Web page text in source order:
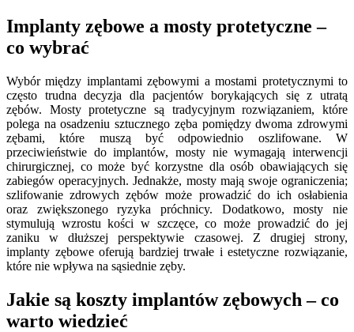
Implanty zębowe a mosty protetyczne –
co wybrać
Wybór między implantami zębowymi a mostami protetycznymi to
często trudna decyzja dla pacjentów borykających się z utratą
zębów. Mosty protetyczne są tradycyjnym rozwiązaniem, które
polega na osadzeniu sztucznego zęba pomiędzy dwoma zdrowymi
zębami, które muszą być odpowiednio oszlifowane. W
przeciwieństwie do implantów, mosty nie wymagają interwencji
chirurgicznej, co może być korzystne dla osób obawiających się
zabiegów operacyjnych. Jednakże, mosty mają swoje ograniczenia;
szlifowanie zdrowych zębów może prowadzić do ich osłabienia
oraz zwiększonego ryzyka próchnicy. Dodatkowo, mosty nie
stymulują wzrostu kości w szczęce, co może prowadzić do jej
zaniku w dłuższej perspektywie czasowej. Z drugiej strony,
implanty zębowe oferują bardziej trwałe i estetyczne rozwiązanie,
które nie wpływa na sąsiednie zęby.
Jakie są koszty implantów zębowych – co
warto wiedzieć